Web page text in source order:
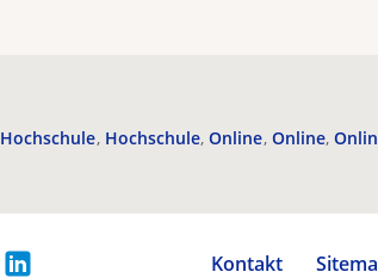
Hochschule Hochschule Online Online
Kontakt